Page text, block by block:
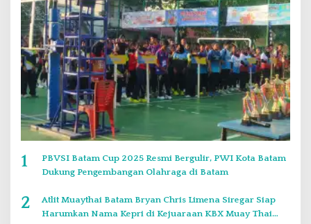
1
PBVSI Batam Cup 2025 Resmi Bergulir, PWI Kota Batam
Dukung Pengembangan Olahraga di Batam
2
Atlit Muaythai Batam Bryan Chris Limena Siregar Siap
Harumkan Nama Kepri di Kejuaraan KBX Muay Thai